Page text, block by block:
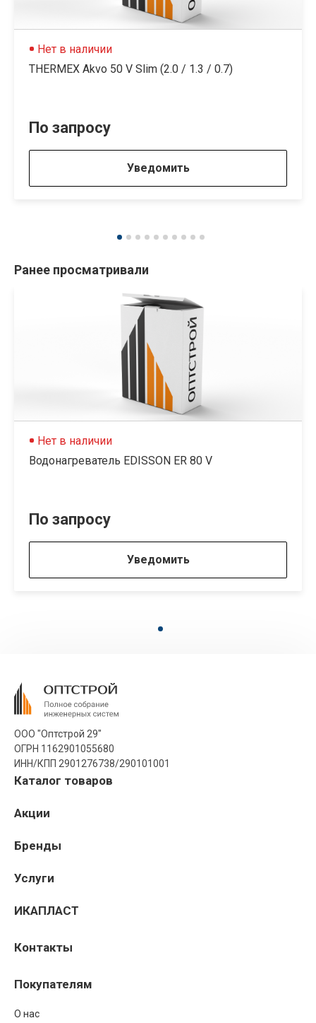
Нет в наличии
THERMEX Akvo 50 V Slim (2.0 / 1.3 / 0.7)
По запросу
Уведомить
Ранее просматривали
Нет в наличии
Водонагреватель EDISSON ER 80 V
По запросу
Уведомить
ООО "Оптстрой 29"
ОГРН 1162901055680
ИНН/КПП 2901276738/290101001
Каталог товаров
Акции
Бренды
Услуги
ИКАПЛАСТ
Контакты
Покупателям
О нас